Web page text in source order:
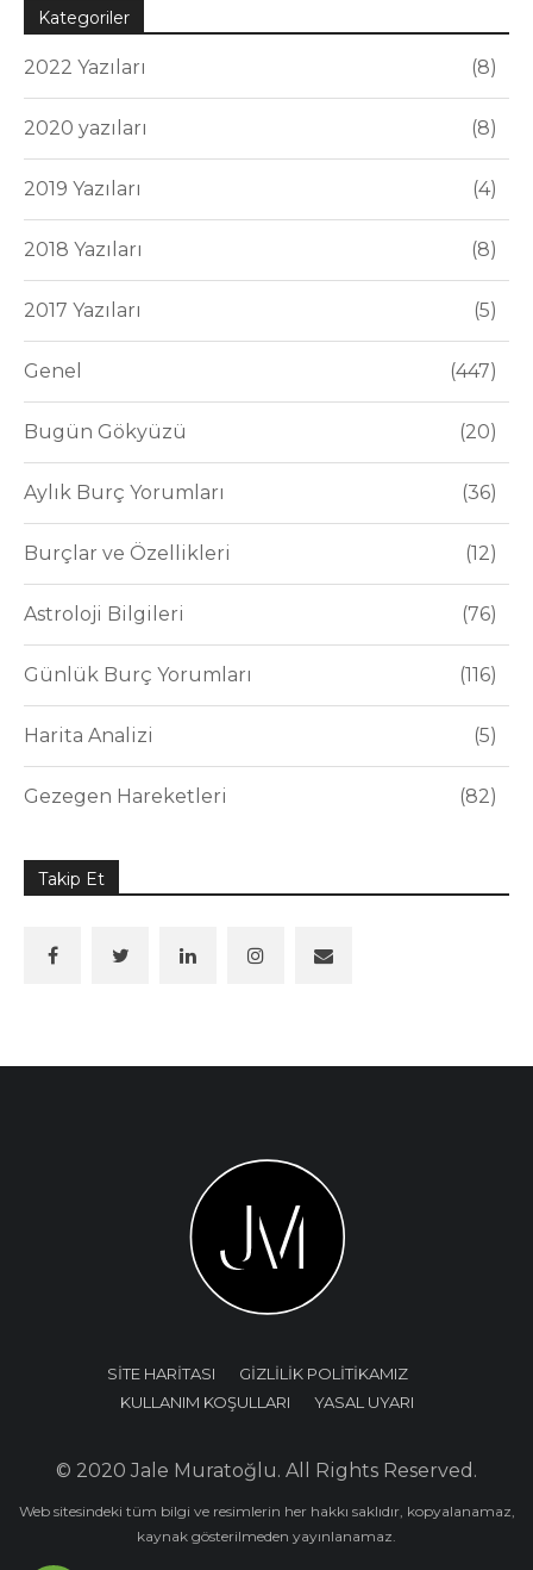
Kategoriler
2022 Yazıları 8
2020 yazıları 8
2019 Yazıları 4
2018 Yazıları 8
2017 Yazıları 5
Genel 447
Bugün Gökyüzü 20
Aylık Burç Yorumları 36
Burçlar ve Özellikleri 12
Astroloji Bilgileri 76
Günlük Burç Yorumları 116
Harita Analizi 5
Gezegen Hareketleri 82
Takip Et
SİTE HARİTASI
GİZLİLİK POLİTİKAMIZ
KULLANIM KOŞULLARI
YASAL UYARI
© 2020 Jale Muratoğlu. All Rights Reserved.
Web sitesindeki tüm bilgi ve resimlerin her hakkı saklıdır, kopyalanamaz,
kaynak gösterilmeden yayınlanamaz.